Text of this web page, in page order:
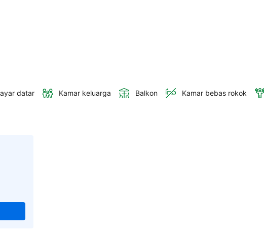
datar Kamar keluarga Balkon Kamar bebas rokok